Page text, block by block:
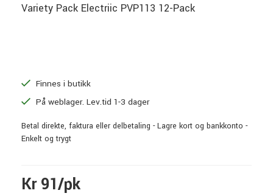
Variety Pack Electriic PVP113 12-Pack
Finnes i butikk
På weblager. Lev.tid 1-3 dager
Betal direkte, faktura eller delbetaling - Lagre kort og bankkonto -
Enkelt og trygt
Kr 91/pk